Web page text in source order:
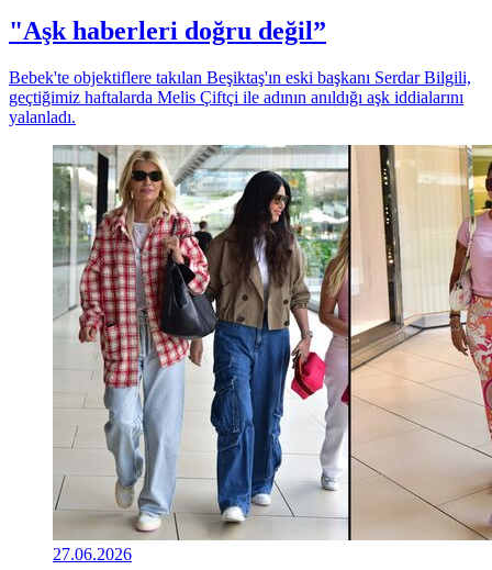
"Aşk haberleri doğru değil”
Bebek'te objektiflere takılan Beşiktaş'ın eski başkanı Serdar Bilgili,
geçtiğimiz haftalarda Melis Çiftçi ile adının anıldığı aşk iddialarını
yalanladı.
27.06.2026